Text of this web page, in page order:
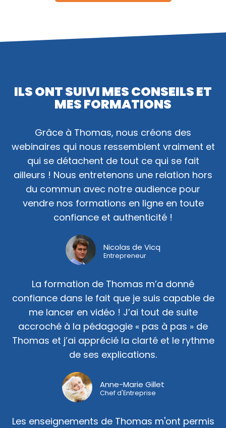
ILS ONT SUIVI MES CONSEILS ET
MES FORMATIONS
Grâce à Thomas, nous créons des
webinaires qui nous ressemblent vraiment et
qui se détachent de tout ce qui se fait
ailleurs ! Nous entretenons une relation hors
du commun avec notre audience pour
vendre nos formations en ligne en toute
confiance et authenticité !
Nicolas de Vicq
Entrepreneur
La formation de Thomas m’a donné
confiance dans le fait que je suis capable de
me lancer en vidéo ! J’ai tout de suite
accroché à la pédagogie « pas à pas » de
Thomas et j’ai apprécié la clarté et le rythme
de ses explications.
Anne-Marie Gillet
Chef d'Entreprise
Les enseignements de Thomas m'ont permis